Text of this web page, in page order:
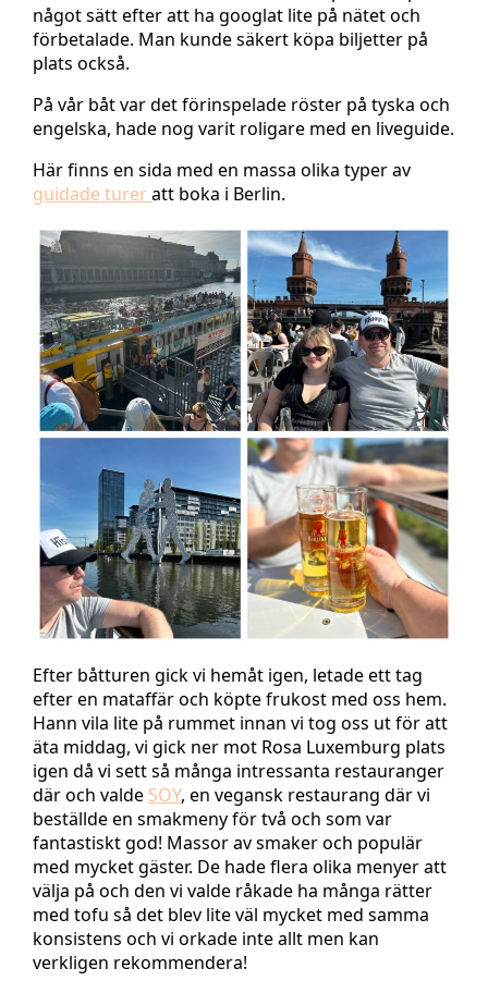
något sätt efter att ha googlat lite på nätet och
förbetalade. Man kunde säkert köpa biljetter på
plats också.
På vår båt var det förinspelade röster på tyska och
engelska, hade nog varit roligare med en liveguide.
Här finns en sida med en massa olika typer av
guidade tureratt boka i Berlin.
Efter båtturen gick vi hemåt igen, letade ett tag
efter en mataffär och köpte frukost med oss hem.
Hann vila lite på rummet innan vi tog oss ut för att
äta middag, vi gick ner mot Rosa Luxemburg plats
igen då vi sett så många intressanta restauranger
där och valde SOY, en vegansk restaurang där vi
beställde en smakmeny för två och som var
fantastiskt god! Massor av smaker och populär
med mycket gäster. De hade flera olika menyer att
välja på och den vi valde råkade ha många rätter
med tofu så det blev lite väl mycket med samma
konsistens och vi orkade inte allt men kan
verkligen rekommendera!